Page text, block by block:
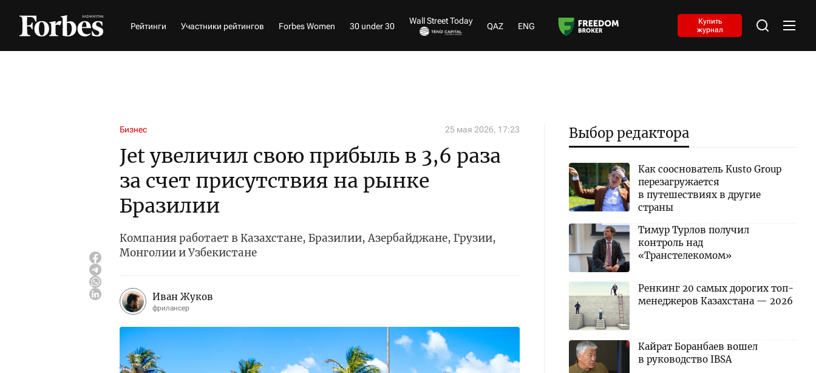
Рейтинги Участники рейтингов Forbes Women 30 under 30
Wall Street Today
QAZ ENG
Купить
журнал
Бизнес 25 мая 2026, 17:23
Jet увеличил свою прибыль в 3,6 раза
за счет присутствия на рынке
Бразилии
Компания работает в Казахстане, Бразилии, Азербайджане, Грузии,
Монголии и Узбекистане
Иван Жуков
фрилансер
Выбор редактора
Как сооснователь Kusto Group
перезагружается
в путешествиях в другие
страны
Тимур Турлов получил
контроль над
«Транстелекомом»
Ренкинг 20 самых дорогих топ-
менеджеров Казахстана — 2026
Кайрат Боранбаев вошел
в руководство IBSA